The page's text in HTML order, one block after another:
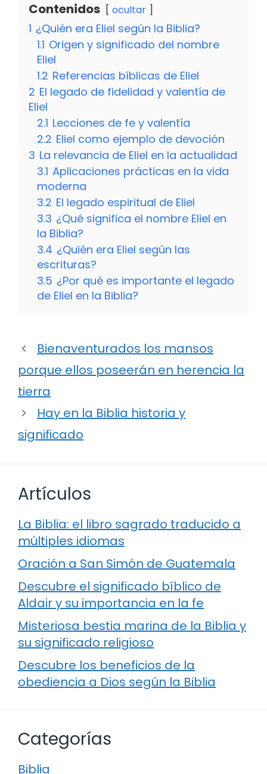
Contenidos ocultar
1 ¿Quién era Eliel según la Biblia?
1.1 Origen y significado del nombre
Eliel
1.2 Referencias bíblicas de Eliel
2 El legado de fidelidad y valentía de
Eliel
2.1 Lecciones de fe y valentía
2.2 Eliel como ejemplo de devoción
3 La relevancia de Eliel en la actualidad
3.1 Aplicaciones prácticas en la vida
moderna
3.2 El legado espiritual de Eliel
3.3 ¿Qué significa el nombre Eliel en
la Biblia?
3.4 ¿Quién era Eliel según las
escrituras?
3.5 ¿Por qué es importante el legado
de Eliel en la Biblia?
Bienaventurados los mansos
porque ellos poseerán en herencia la
tierra
Hay en la Biblia historia y
significado
Artículos
La Biblia: el libro sagrado traducido a
múltiples idiomas
Oración a San Simón de Guatemala
Descubre el significado bíblico de
Aldair y su importancia en la fe
Misteriosa bestia marina de la Biblia y
su significado religioso
Descubre los beneficios de la
obediencia a Dios según la Biblia
Categorías
Biblia